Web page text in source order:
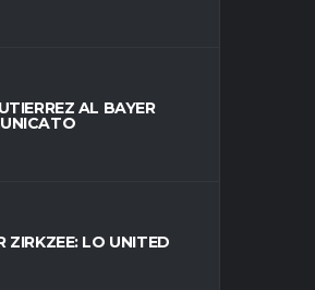
AL BAYER
ZIRKZEE: LO UNITED